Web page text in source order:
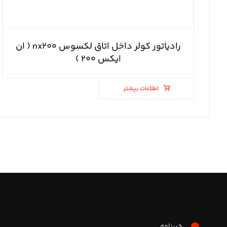
رادیاتور کولر داخل اتاق لکسوس nx۲۰۰ ( ان
ایکس ۲۰۰ )
اطلاعات بیشتر